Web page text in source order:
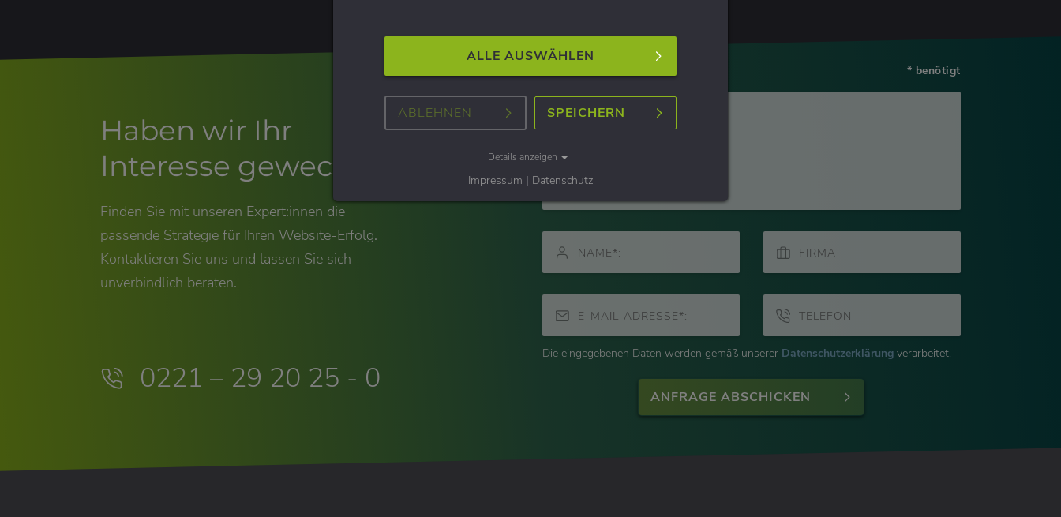
Haben wir Ihr
Interesse geweckt?
Finden Sie mit unseren Expert:innen die
passende Strategie für Ihren Website-Erfolg.
Kontaktieren Sie uns und lassen Sie sich
unverbindlich beraten.
0221 – 29 20 25 - 0
* benötigt
IHRE NACHRICHT*:
NAME*:
E-MAIL-ADRESSE*:
FIRMA
TELEFON
Die eingegebenen Daten werden gemäß unserer Datenschutzerklärungverarbeitet.
ANFRAGE ABSCHICKEN
ALLE AUSWÄHLEN
ABLEHNEN SPEICHERN
Details anzeigen
Impressum | Datenschutz